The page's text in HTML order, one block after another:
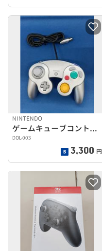
NINTENDO
ゲームキューブコントローラー
DOL-003
3,300 円